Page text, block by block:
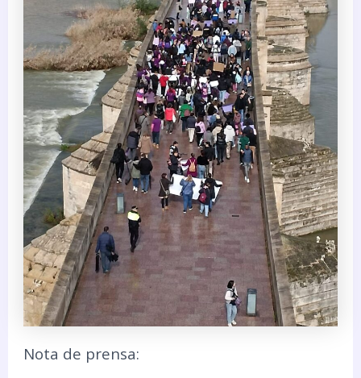
Nota de prensa: